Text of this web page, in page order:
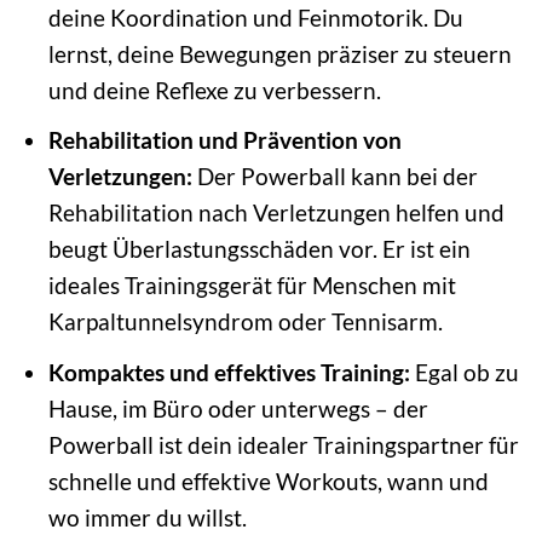
deine Koordination und Feinmotorik. Du
lernst, deine Bewegungen präziser zu steuern
und deine Reflexe zu verbessern.
Rehabilitation und Prävention von
Verletzungen: Der Powerball kann bei der
Rehabilitation nach Verletzungen helfen und
beugt Überlastungsschäden vor. Er ist ein
ideales Trainingsgerät für Menschen mit
Karpaltunnelsyndrom oder Tennisarm.
Kompaktes und effektives Training: Egal ob zu
Hause, im Büro oder unterwegs – der
Powerball ist dein idealer Trainingspartner für
schnelle und effektive Workouts, wann und
wo immer du willst.